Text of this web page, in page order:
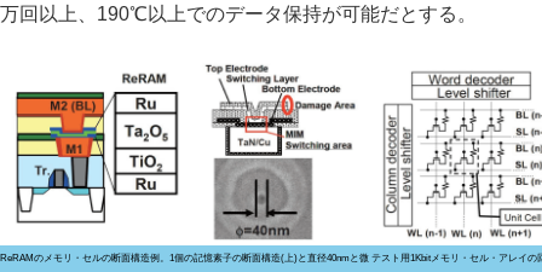
万回以上、190℃以上でのデータ保持が可能だとする。
ReRAMのメモリ・セルの断面構造例。1個の記憶素子の断面構造(上)と直径40nmと微 テスト用1Kbitメモリ・セル・アレイの